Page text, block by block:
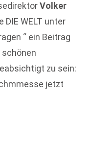
Volker
DIE WELT unter
“ ein Beitrag
zu sein:
jetzt